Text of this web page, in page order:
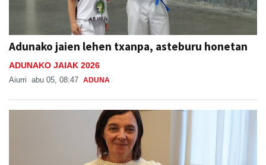
Adunako jaien lehen txanpa, asteburu honetan
ADUNAKO JAIAK 2026
Aiurri abu 05, 08:47 ADUNA